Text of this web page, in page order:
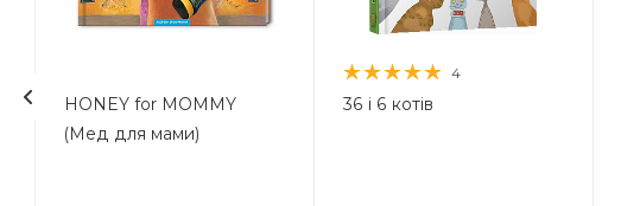
HONEY for MOMMY
(Мед для мами)
4
36 і 6 котів